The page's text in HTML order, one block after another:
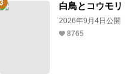
白鳥とコウモリ
2026年9月4日公開
8765